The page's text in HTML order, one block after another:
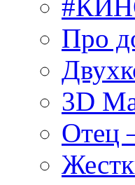
Про
3D
Отец